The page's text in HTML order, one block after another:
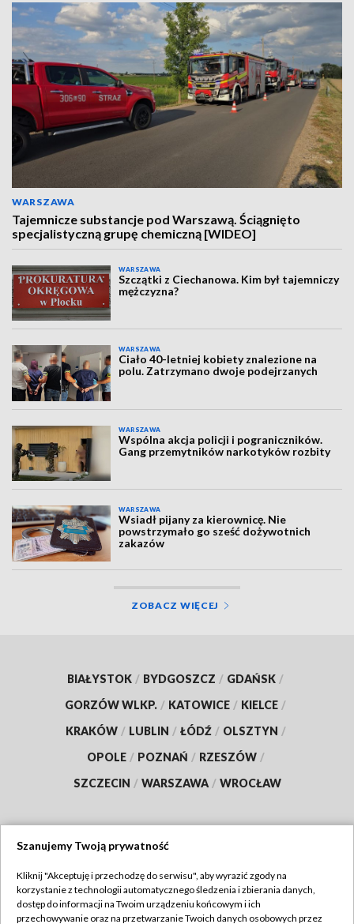
WARSZAWA
Tajemnicze substancje pod Warszawą. Ściągnięto
specjalistyczną grupę chemiczną [WIDEO]
WARSZAWA
Szczątki z Ciechanowa. Kim był tajemniczy
mężczyzna?
WARSZAWA
Ciało 40-letniej kobiety znalezione na
polu. Zatrzymano dwoje podejrzanych
WARSZAWA
Wspólna akcja policji i pograniczników.
Gang przemytników narkotyków rozbity
WARSZAWA
Wsiadł pijany za kierownicę. Nie
powstrzymało go sześć dożywotnich
zakazów
ZOBACZ WIĘCEJ
BIAŁYSTOK / BYDGOSZCZ / GDAŃSK /
GORZÓW WLKP. / KATOWICE / KIELCE /
KRAKÓW / LUBLIN / ŁÓDŹ / OLSZTYN /
OPOLE / POZNAŃ / RZESZÓW /
SZCZECIN / WARSZAWA / WROCŁAW
TVP
Abonament TVP
Szanujemy Twoją prywatność
Kliknij "Akceptuję i przechodzę do serwisu", aby wyrazić zgody na
korzystanie z technologii automatycznego śledzenia i zbierania danych,
dostęp do informacji na Twoim urządzeniu końcowym i ich
przechowywanie oraz na przetwarzanie Twoich danych osobowych przez